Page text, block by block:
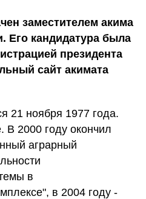
заместителем акима
Его кандидатура была
президента
сайт акимата
21 ноября 1977 года.
2000 году окончил
аграрный
в
в 2004 году -